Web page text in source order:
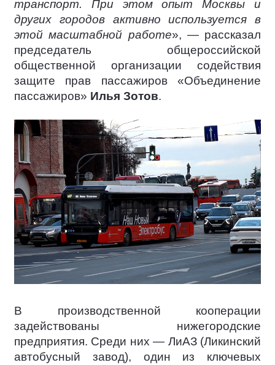
транспорт. При этом опыт Москвы и
других городов активно используется в
этой масштабной работе», — рассказал
председатель общероссийской
общественной организации содействия
защите прав пассажиров «Объединение
пассажиров» Илья Зотов.
В производственной кооперации
задействованы нижегородские
предприятия. Среди них — ЛиАЗ (Ликинский
автобусный завод), один из ключевых